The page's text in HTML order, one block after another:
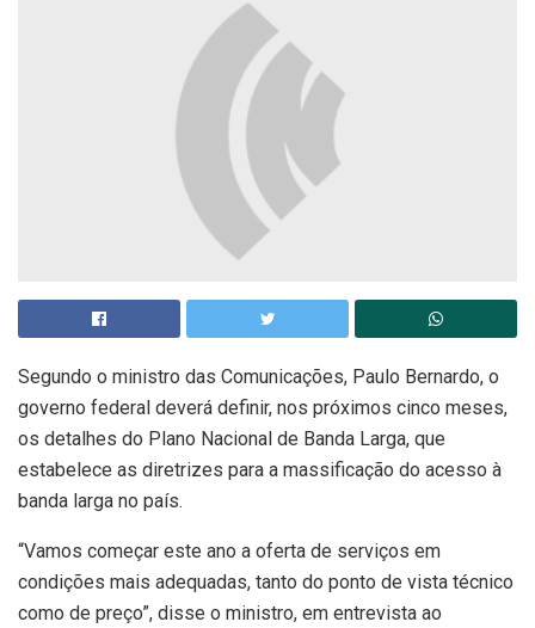
Segundo o ministro das Comunicações, Paulo Bernardo, o
governo federal deverá definir, nos próximos cinco meses,
os detalhes do Plano Nacional de Banda Larga, que
estabelece as diretrizes para a massificação do acesso à
banda larga no país.
“Vamos começar este ano a oferta de serviços em
condições mais adequadas, tanto do ponto de vista técnico
como de preço”, disse o ministro, em entrevista ao